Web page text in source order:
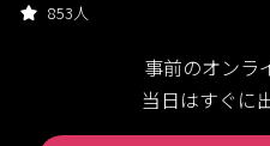
853人
事前のオンラ
当日はすぐに